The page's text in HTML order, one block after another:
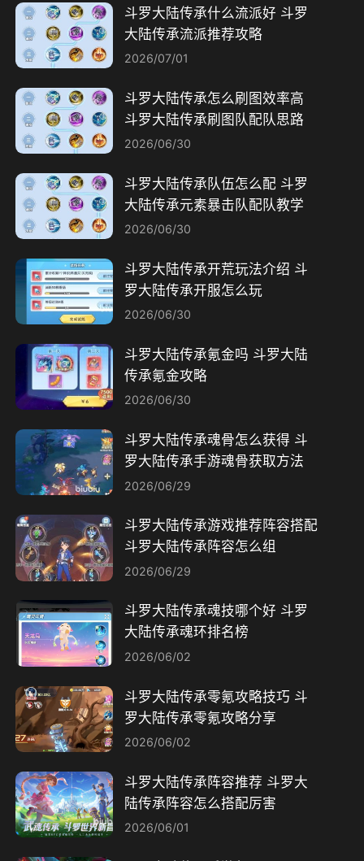
斗罗大陆传承什么流派好 斗罗
大陆传承流派推荐攻略
2026/07/01
斗罗大陆传承怎么刷图效率高
斗罗大陆传承刷图队配队思路
2026/06/30
斗罗大陆传承队伍怎么配 斗罗
大陆传承元素暴击队配队教学
2026/06/30
斗罗大陆传承开荒玩法介绍 斗
罗大陆传承开服怎么玩
2026/06/30
斗罗大陆传承氪金吗 斗罗大陆
传承氪金攻略
2026/06/30
斗罗大陆传承魂骨怎么获得 斗
罗大陆传承手游魂骨获取方法
2026/06/29
斗罗大陆传承游戏推荐阵容搭配
斗罗大陆传承阵容怎么组
2026/06/29
斗罗大陆传承魂技哪个好 斗罗
大陆传承魂环排名榜
2026/06/02
斗罗大陆传承零氪攻略技巧 斗
罗大陆传承零氪攻略分享
2026/06/02
斗罗大陆传承阵容推荐 斗罗大
陆传承阵容怎么搭配厉害
2026/06/01